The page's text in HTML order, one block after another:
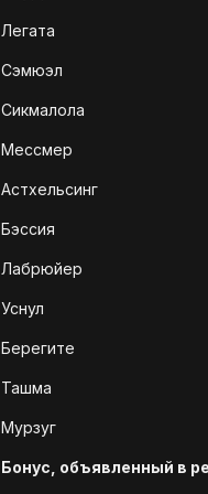
Легата
Сэмюэл
Сикмалола
Мессмер
Астхельсинг
Бэссия
Лабрюйер
Уснул
Берегите
Ташма
Мурзуг
Бонус, объявленный в